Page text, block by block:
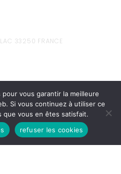
33250 FRANCE
vous garantir la meilleure
Si vous continuez à utiliser ce
que vous en êtes satisfait.
refuser les cookies